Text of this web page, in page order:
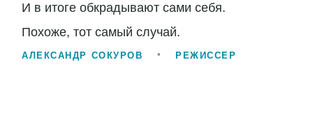
И в итоге обкрадывают сами себя.
Похоже, тот самый случай.
АЛЕКСАНДР СОКУРОВ РЕЖИССЕР